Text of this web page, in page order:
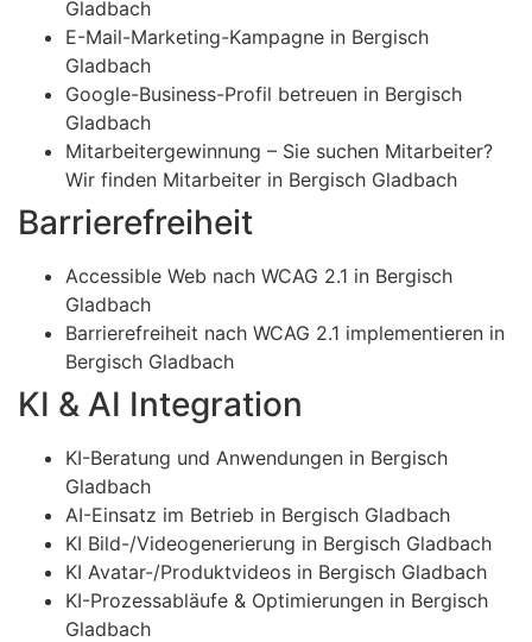
Gladbach
E-Mail-Marketing-Kampagne in Bergisch
Gladbach
Google-Business-Profil betreuen in Bergisch
Gladbach
Mitarbeitergewinnung – Sie suchen Mitarbeiter?
Wir finden Mitarbeiter in Bergisch Gladbach
Barrierefreiheit
Accessible Web nach WCAG 2.1 in Bergisch
Gladbach
Barrierefreiheit nach WCAG 2.1 implementieren in
Bergisch Gladbach
KI & AI Integration
KI-Beratung und Anwendungen in Bergisch
Gladbach
AI-Einsatz im Betrieb in Bergisch Gladbach
KI Bild-/Videogenerierung in Bergisch Gladbach
KI Avatar-/Produktvideos in Bergisch Gladbach
KI-Prozessabläufe & Optimierungen in Bergisch
Gladbach